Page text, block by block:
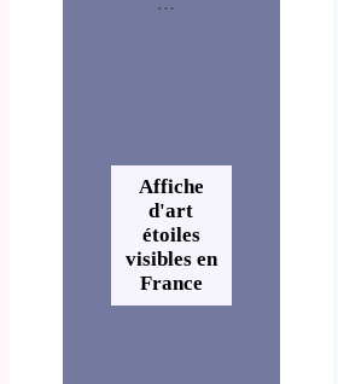
Affiche
d'art
étoiles
visibles en
France